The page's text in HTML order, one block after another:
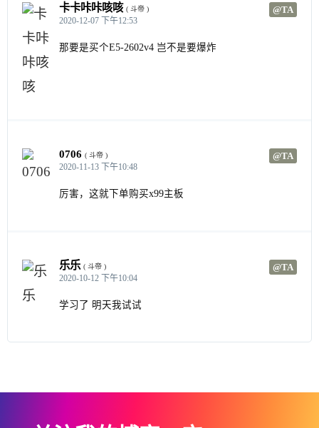
卡卡咔咔咳咳 @TA
( 斗帝 )
2020-12-07 下午12:53
那要是买个E5-2602v4 岂不是要爆炸
0706 @TA
( 斗帝 )
2020-11-13 下午10:48
厉害，这就下单购买x99主板
乐乐 @TA
( 斗帝 )
2020-10-12 下午10:04
学习了 明天我试试